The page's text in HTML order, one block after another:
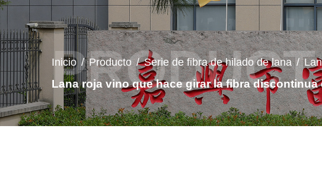
Inicio /Producto/Serie de fibra de hilado de lana/
Lana roja vino que hace girar la fibra discontinua